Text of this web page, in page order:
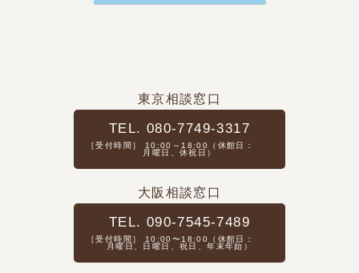
東京相談窓口
TEL. 080-7749-3317
［受付時間］ 10:00～18:00（休館日：
月曜日、休祝日）
大阪相談窓口
TEL. 090-7545-7489
［受付時間］ 10:00〜18:00（休館日：
月曜日、日曜日、祝日、年末年始）